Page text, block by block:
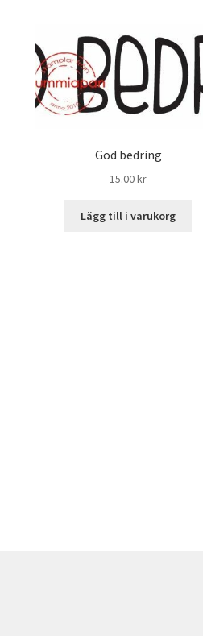
God bedring
15.00kr
Lägg till i varukorg